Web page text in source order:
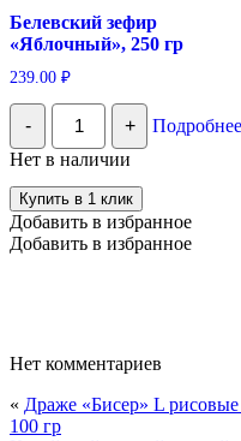
Белевский зефир
«Яблочный», 250 гр
239.00 ₽
-
Количество
Белевский
зефир
«Яблочный»,
250
гр
+
Подробнее
Нет в наличии
Купить в 1 клик
Добавить в избранное
Добавить в избранное
Нет комментариев
« Драже «Бисер» L
100 гр